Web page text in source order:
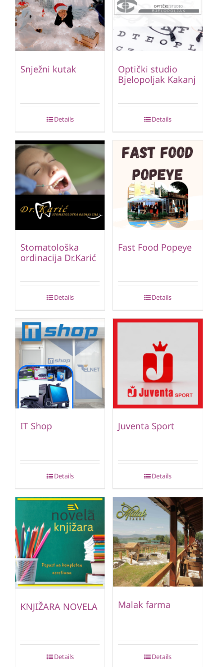
Snježni kutak
Details
Optički studio
Bjelopoljak Kakanj
Details
Stomatološka
ordinacija Dr.Karić
Details
Fast Food Popeye
Details
IT Shop
Details
Juventa Sport
Details
KNJIŽARA NOVELA
Details
Malak farma
Details